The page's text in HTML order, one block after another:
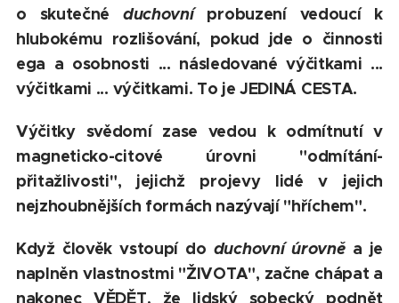
o skutečnéduchovníprobuzení vedoucí k
hlubokému rozlišování, pokud jde o činnosti
ega a osobnosti ... následované výčitkami ...
výčitkami ... výčitkami. To je JEDINÁ CESTA.
Výčitky svědomí zase vedou k odmítnutí v
magneticko-citové úrovni "odmítání-
přitažlivosti", jejichž projevy lidé v jejich
nejzhoubnějších formách nazývají "hříchem".
Když člověk vstoupí do duchovní úrovněa je
naplněn vlastnostmi "ŽIVOTA", začne chápat a
nakonec VĚDĚT, že lidský sobecký podnět